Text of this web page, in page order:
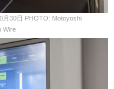
月30日 PHOTO: Motoyoshi
Wire